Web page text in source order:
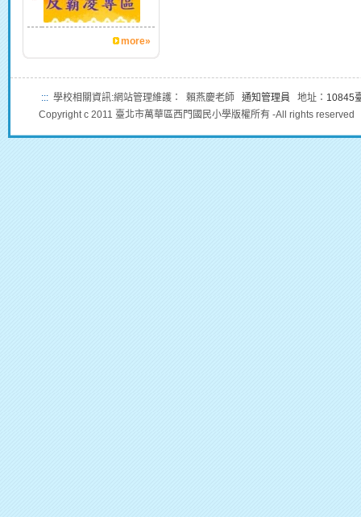
more»
::: 學校相關資訊:網站管理維護： 賴燕慶老師 通知管理員 地址： 10845
Copyright c 2011 臺北市萬華區西門國民小學版權所有 -All rights reserved